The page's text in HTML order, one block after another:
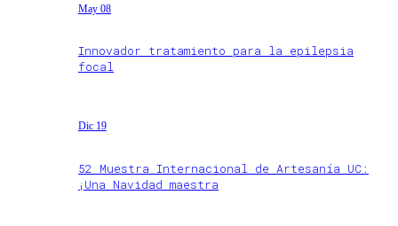
May 08
Innovador tratamiento para la epilepsia
focal
Dic 19
52 Muestra Internacional de Artesanía UC:
¡Una Navidad maestra